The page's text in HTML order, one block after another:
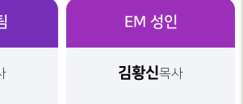
EM 성인
김황신목사